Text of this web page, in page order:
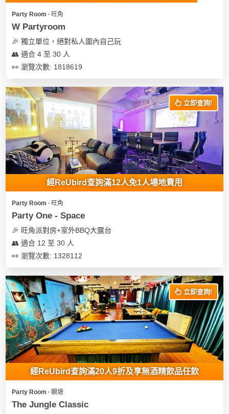
Party Room ∙ 旺角
W Partyroom
🎉 獨立單位，絕對私人圍內自己玩
👥 適合 4 至 30 人
👀 瀏覽次數: 1818619
立即查詢!
經ReUbird查詢滿12人免1人場地費用
Party Room ∙ 旺角
Party One - Space
🎉 旺角派對房+室外BBQ大露台
👥 適合 12 至 30 人
👀 瀏覽次數: 1328112
立即查詢!
經ReUbird查詢滿20人9折及享無酒精飲品任飲
Party Room ∙ 觀塘
The Jungle Classic